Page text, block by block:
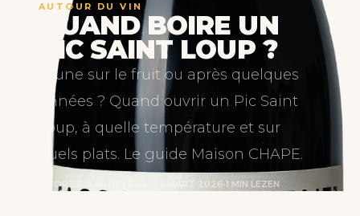
AUTOUR DU VIN
QUAND BOIRE UN
PIC SAINT LOUP ?
Jeune sur le fruit ou après quelques
années ? Quand ouvrir un Pic Saint
Loup, à quelle température et sur
quels plats. Le guide Maison CHAPE.
DOOR ERWAN PETRUS 15 MAART 2026·1 MIN LEZEN